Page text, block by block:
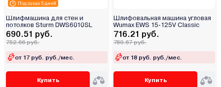
Под заказ 5 дней
Шлифмашина для стен и
потолков Sturm DWS6010SL
690.51 руб.
752.66 руб.
от 17 руб. руб./мес.
Купить
Шлифовальная машина угловая
Wumax EWS 15-125V Classic
716.21 руб.
780.67 руб.
от 18 руб. руб./мес.
Купить